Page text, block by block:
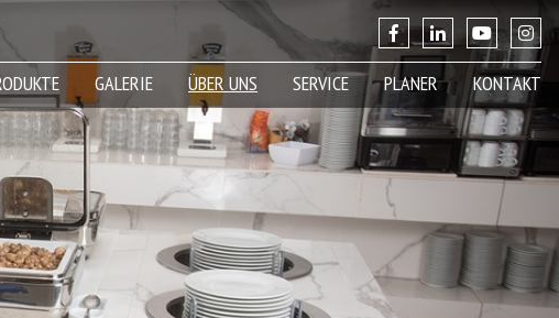
KONTAKT
PLANER
SERVICE
ÜBER UNS
GALERIE